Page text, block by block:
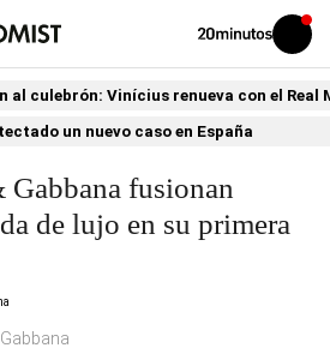
Volver
Iniciar
sesión
al culebrón: Vinícius renueva con el Real
un nuevo caso en España
fusionan
de lujo en su primera